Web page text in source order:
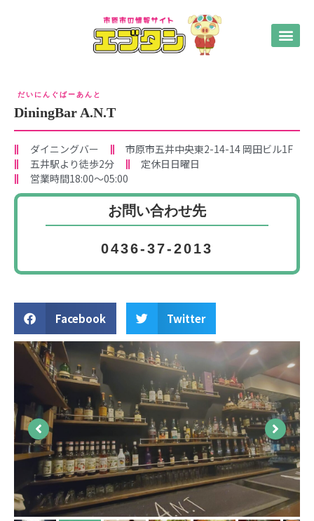
だいにんぐばーあんと
DiningBar A.N.T
ダイニングバー
市原市五井中央東2-14-14 岡田ビル1F
五井駅より徒歩2分
定休日日曜日
営業時間18:00～05:00
お問い合わせ先
0436-37-2013
Facebook Twitter